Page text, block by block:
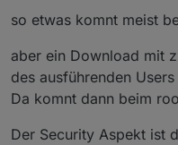
so etwas komnt meist
aber ein Download mit
des ausführenden
Da komnt dann beim
Der Security Aspekt ist